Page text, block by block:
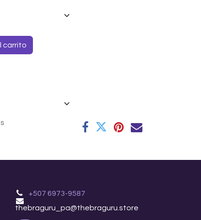
carrito
+507 6973-9587
thebraguru_pa@thebraguru.store